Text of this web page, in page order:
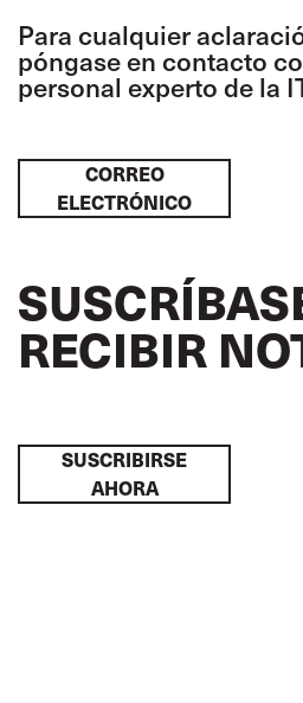
Para cualquier
póngase en contacto
personal experto de la
CORREO
ELECTRÓNICO
RECIBIR
SUSCRIBIRSE
AHORA